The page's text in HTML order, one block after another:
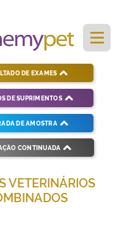
DE SUPRIMENTOS
DE EXAMES
DE AMOSTRA
CONTINUADA
VETERINÁRIOS